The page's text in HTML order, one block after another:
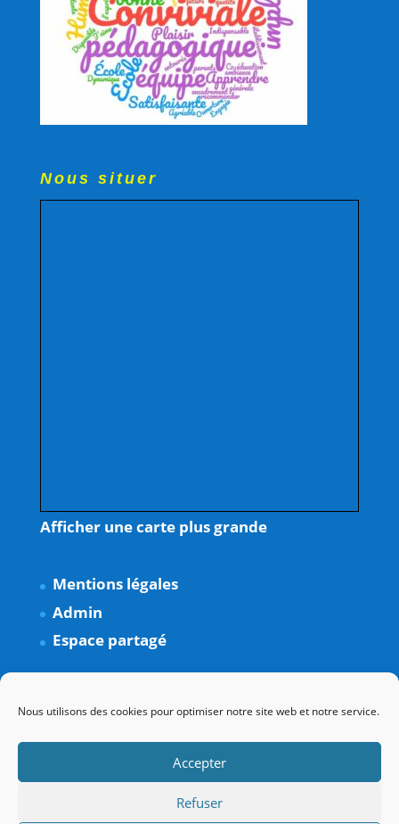
Nous utilisons des cookies pour optimiser notre site web et notre service.
Accepter
Refuser
Nous situer
Afficher une carte plus grande
Mentions légales
Admin
Espace partagé